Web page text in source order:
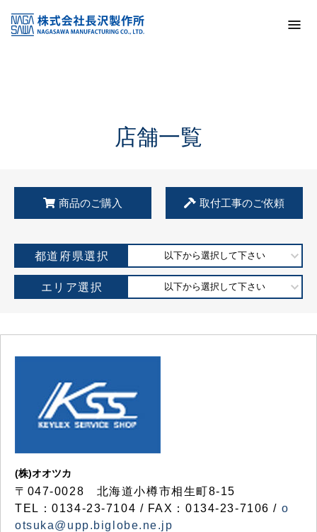
KSS加盟店・取扱店情報
店舗一覧
店舗一覧
商品のご購入 取付工事のご依頼
都道府県選択 以下から選択して下さい
エリア選択 以下から選択して下さい
(株)オオツカ
〒047-0028 北海道小樽市相生町8-15
TEL：0134-23-7104 / FAX：0134-23-7106 / o
otsuka@upp.biglobe.ne.jp